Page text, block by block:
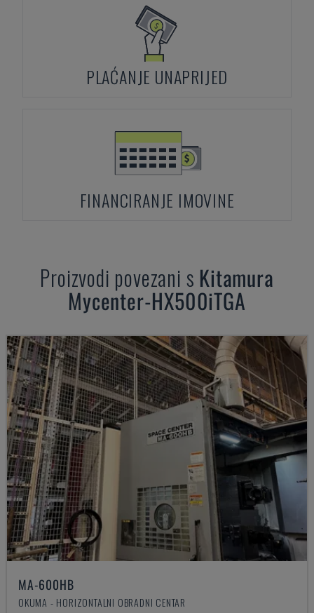
PLAĆANJE UNAPRIJED
FINANCIRANJE IMOVINE
Proizvodi povezani s Kitamura
Mycenter-HX500iTGA
MA-600HB
OKUMA - HORIZONTALNI OBRADNI CENTAR